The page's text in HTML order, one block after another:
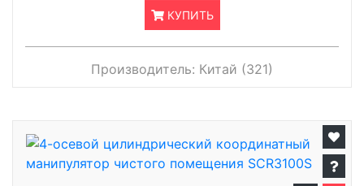
КУПИТЬ
Производитель: Китай (321)